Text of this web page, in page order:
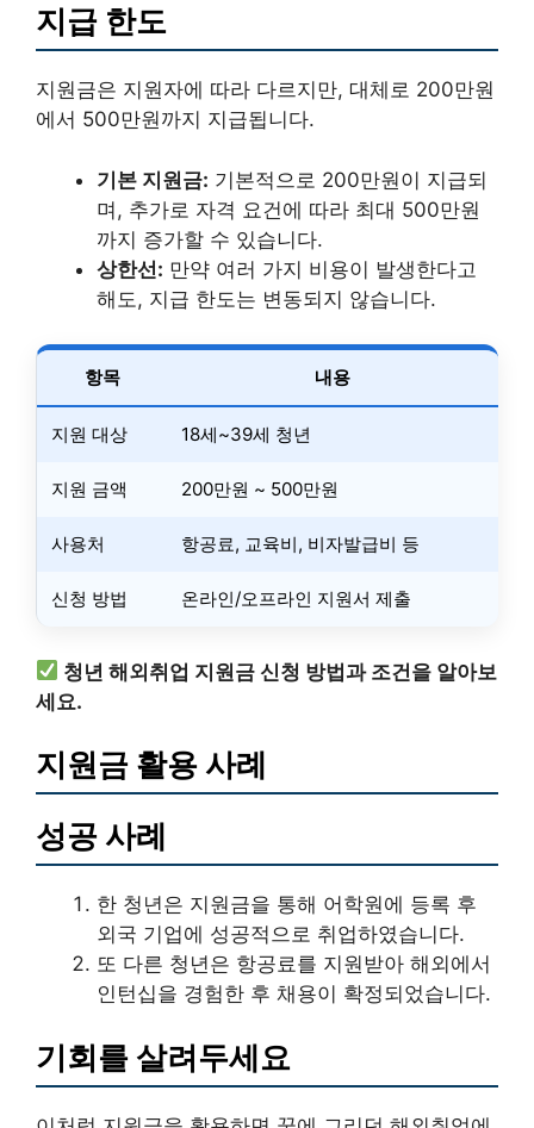
지급 한도
지원금은 지원자에 따라 다르지만, 대체로 200만원
에서 500만원까지 지급됩니다.
기본 지원금: 기본적으로 200만원이 지급되
며, 추가로 자격 요건에 따라 최대 500만원
까지 증가할 수 있습니다.
상한선: 만약 여러 가지 비용이 발생한다고
해도, 지급 한도는 변동되지 않습니다.
항목 내용
지원 대상 18세~39세 청년
지원 금액 200만원 ~ 500만원
사용처 항공료, 교육비, 비자발급비 등
신청 방법 온라인/오프라인 지원서 제출
청년 해외취업 지원금 신청 방법과 조건을 알아보
세요.
지원금 활용 사례
성공 사례
한 청년은 지원금을 통해 어학원에 등록 후
외국 기업에 성공적으로 취업하였습니다.
또 다른 청년은 항공료를 지원받아 해외에서
인턴십을 경험한 후 채용이 확정되었습니다.
기회를 살려두세요